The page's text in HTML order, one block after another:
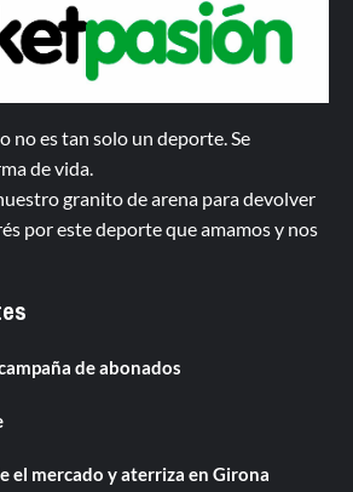
no es tan solo un deporte. Se
de vida.
granito de arena para devolver
por este deporte que amamos y nos
de abonados
el mercado y aterriza en Girona